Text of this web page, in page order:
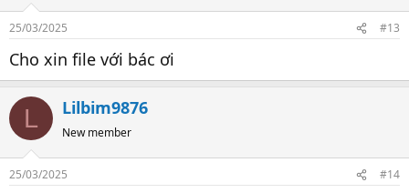
s
25/03/2025 #13
Cho xin file với bác ơi
L Lilbim9876
New member
25/03/2025 #14